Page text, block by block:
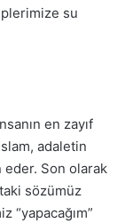
su
en zayıf
adaletin
eder. Son olarak
sözümüz
“yapacağım”